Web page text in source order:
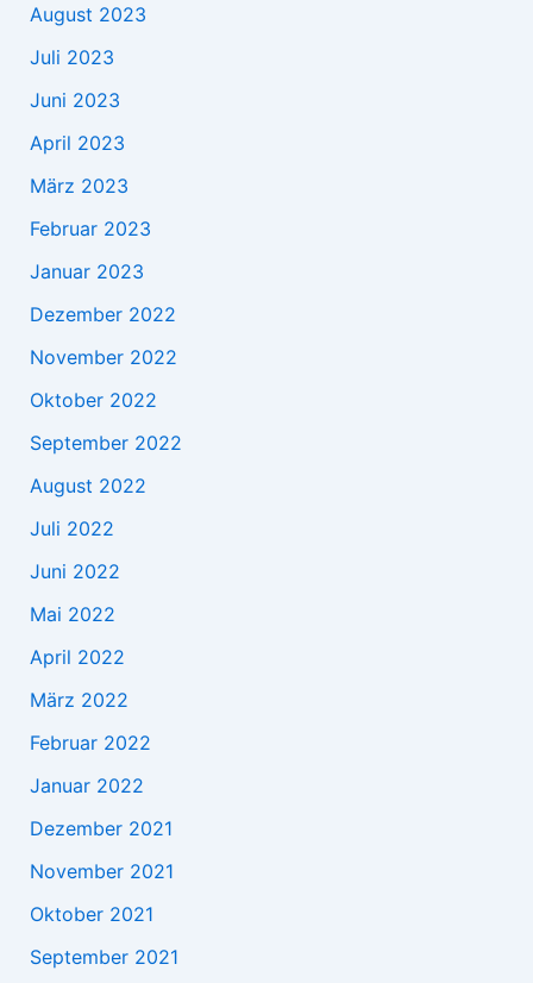
August 2023
Juli 2023
Juni 2023
April 2023
März 2023
Februar 2023
Januar 2023
Dezember 2022
November 2022
Oktober 2022
September 2022
August 2022
Juli 2022
Juni 2022
Mai 2022
April 2022
März 2022
Februar 2022
Januar 2022
Dezember 2021
November 2021
Oktober 2021
September 2021